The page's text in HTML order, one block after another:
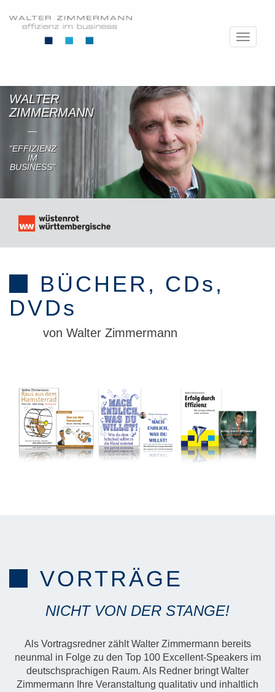
Toggle
WALTER
ZIMMERMANN
"EFFIZIENZ
IM
BUSINESS"
BÜCHER, CDs,
DVDs
von Walter Zimmermann
VORTRÄGE
NICHT VON DER STANGE!
Als Vortragsredner zählt Walter Zimmermann bereits
neunmal in Folge zu den Top 100 Excellent-Speakers im
deutschsprachigen Raum. Als Redner bringt Walter
Zimmermann Ihre Veranstaltung qualitativ und inhaltlich